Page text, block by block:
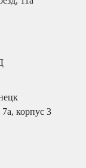
корпус 3